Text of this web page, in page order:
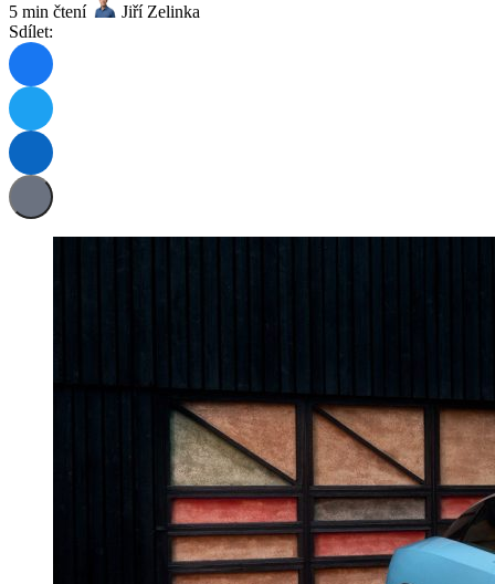
5 min čtení
Jiří Zelinka
Sdílet: